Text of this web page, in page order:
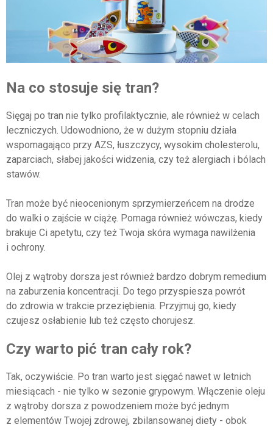
Na co stosuje się tran?
Sięgaj po tran nie tylko profilaktycznie, ale również w celach
leczniczych. Udowodniono, że w dużym stopniu działa
wspomagająco przy AZS, łuszczycy, wysokim cholesterolu,
zaparciach, słabej jakości widzenia, czy też alergiach i bólach
stawów.
Tran może być nieocenionym sprzymierzeńcem na drodze
do walki o zajście w ciążę. Pomaga również wówczas, kiedy
brakuje Ci apetytu, czy też Twoja skóra wymaga nawilżenia
i ochrony.
Olej z wątroby dorsza jest również bardzo dobrym remedium
na zaburzenia koncentracji. Do tego przyspiesza powrót
do zdrowia w trakcie przeziębienia. Przyjmuj go, kiedy
czujesz osłabienie lub też często chorujesz.
Czy warto pić tran cały rok?
Tak, oczywiście. Po tran warto jest sięgać nawet w letnich
miesiącach - nie tylko w sezonie grypowym. Włączenie oleju
z wątroby dorsza z powodzeniem może być jednym
z elementów Twojej zdrowej, zbilansowanej diety - obok